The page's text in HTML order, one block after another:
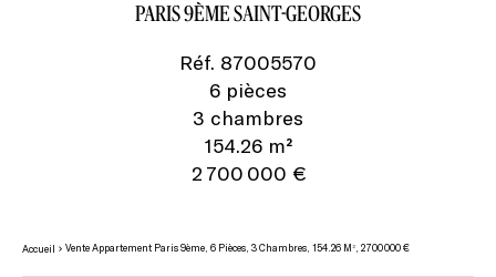
PARIS 9ÈME SAINT-GEORGES
Réf. 87005570
6 pièces
3 chambres
154.26 m²
2 700 000 €
Accueil Vente Appartement Paris 9ème, 6 Pièces, 3 Chambres, 154.26 M², 2 700 000 €